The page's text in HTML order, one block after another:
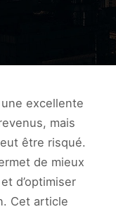
excellente
mais
être risqué.
de mieux
d’optimiser
Cet article